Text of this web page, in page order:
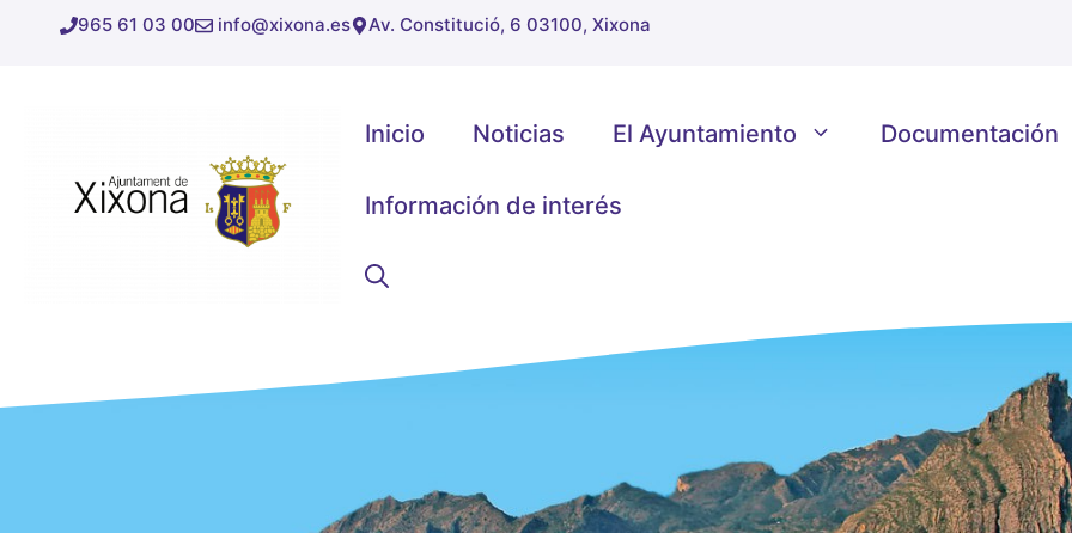
965 61 03 00 info@xixona.es Av. Constitució, 6 03100, Xixona
Inicio Noticias El Ayuntamiento Documentación
Información de interés